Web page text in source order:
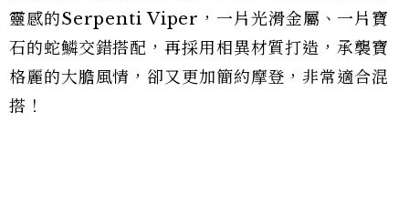
靈感的Serpenti Viper，一片光滑金屬、一片寶
石的蛇鱗交錯搭配，再採用相異材質打造，承襲寶
格麗的大膽風情，卻又更加簡約摩登，非常適合混
搭！